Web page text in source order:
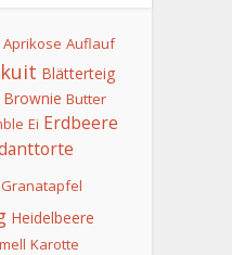
Aprikose Auflauf
Blätterteig
Brownie Butter
Ei Erdbeere
Granatapfel
Heidelbeere
Karotte